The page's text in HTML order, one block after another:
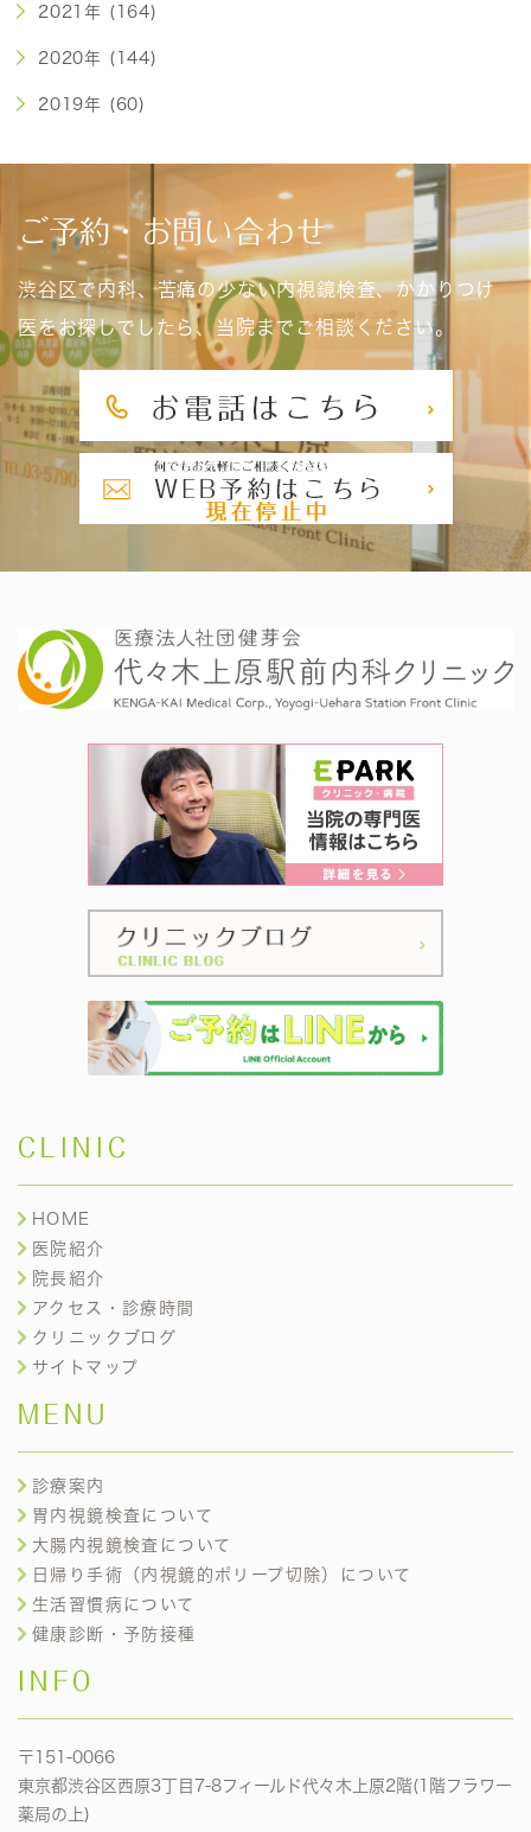
2021年 (164)
2020年 (144)
2019年 (60)
ご予約・お問い合わせ
渋谷区で内科、苦痛の少ない内視鏡検査、かかりつけ
医をお探しでしたら、当院までご相談ください。
CLINIC
HOME
医院紹介
院長紹介
アクセス・診療時間
クリニックブログ
サイトマップ
MENU
診療案内
胃内視鏡検査について
大腸内視鏡検査について
日帰り手術（内視鏡的ポリープ切除）について
生活習慣病について
健康診断・予防接種
INFO
〒151-0066
東京都渋谷区西原3丁目7-8フィールド代々木上原2階(1階フラワー
薬局の上)